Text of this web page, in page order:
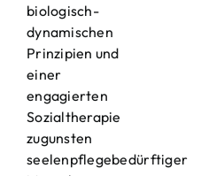
biologisch-
dynamischen
Prinzipien und
einer
engagierten
Sozialtherapie
zugunsten
seelenpflegebedürftiger